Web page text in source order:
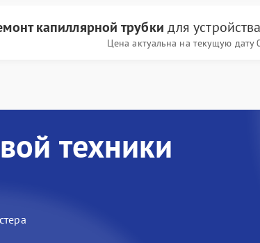
капиллярной трубки для устройства
Цена актуальна на текущую дату
техники